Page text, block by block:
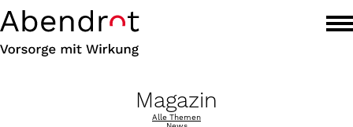
Magazin
Alle Themen